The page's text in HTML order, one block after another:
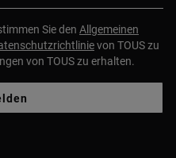
Sie den Allgemeinen
von TOUS zu
von TOUS zu erhalten.